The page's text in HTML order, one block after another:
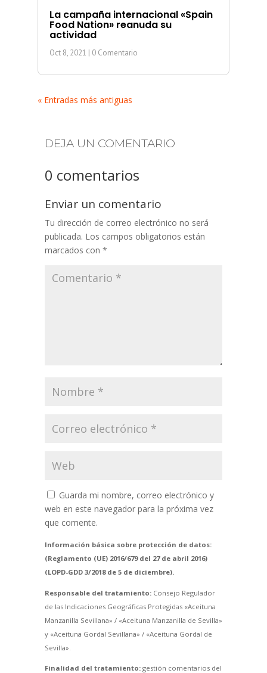
La campaña internacional «Spain
Food Nation» reanuda su
actividad
Oct 8, 2021 | 0 Comentario
« Entradas más antiguas
DEJA UN COMENTARIO
0 comentarios
Enviar un comentario
Tu dirección de correo electrónico no será
publicada. Los campos obligatorios están
marcados con *
Guarda mi nombre, correo electrónico y
web en este navegador para la próxima vez
que comente.
Información básica sobre protección de datos:
(Reglamento (UE) 2016/679 del 27 de abril 2016)
(LOPD-GDD 3/2018 de 5 de diciembre).
Responsable del tratamiento:Consejo Regulador
de las Indicaciones Geográficas Protegidas «Aceituna
Manzanilla Sevillana» / «Aceituna Manzanilla de Sevilla»
y «Aceituna Gordal Sevillana» / «Aceituna Gordal de
Sevilla».
Finalidad del tratamiento:gestión comentarios del